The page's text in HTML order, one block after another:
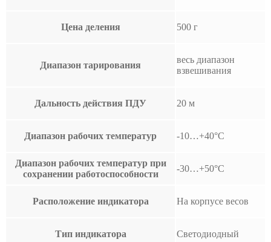
Цена деления 500 г
Диапазон тарирования
весь диапазон
взвешивания
Дальность действия ПДУ 20 м
Диапазон рабочих температур -10…+40°С
Диапазон рабочих температур при
сохранении работоспособности
-30…+50°С
Расположение индикатора На корпусе весов
Тип индикатора Светодиодный